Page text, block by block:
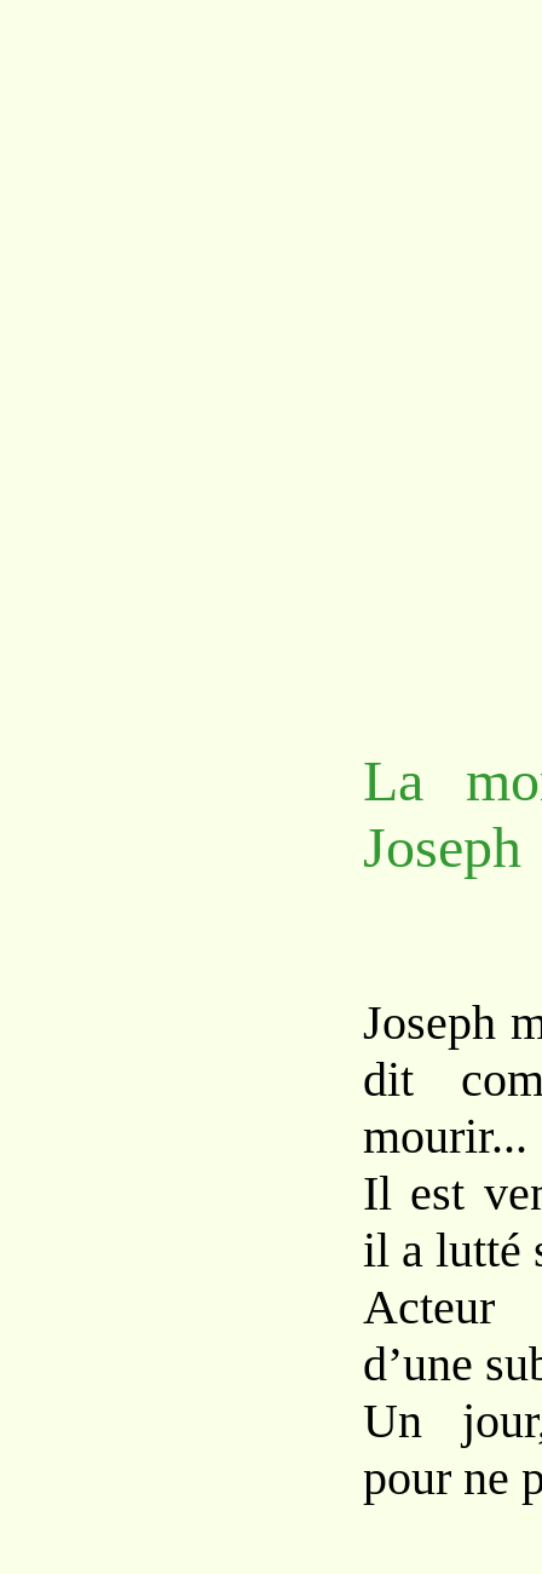
La
Joseph
Joseph
dit
mourir...
Il est
il a lutté
d’une
Un
pour ne